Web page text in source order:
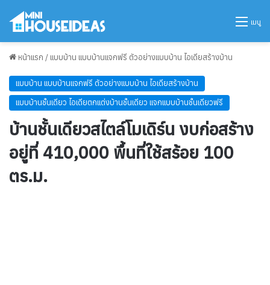
เมนู
หน้าแรก / แบบบ้าน แบบบ้านแจกฟรี ตัวอย่างแบบบ้าน ไอเดียสร้างบ้าน
แบบบ้าน แบบบ้านแจกฟรี ตัวอย่างแบบบ้าน ไอเดียสร้างบ้าน
แบบบ้านชั้นเดียว ไอเดียตกแต่งบ้านชั้นเดียว แจกแบบบ้านชั้นเดียวฟรี
บ้านชั้นเดียวสไตล์โมเดิร์น งบก่อสร้าง
อยู่ที่ 410,000 พื้นที่ใช้สร้อย 100
ตร.ม.